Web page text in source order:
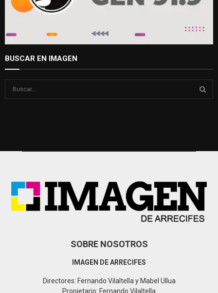
BUSCAR EN IMAGEN
SOBRE NOSOTROS
IMAGEN DE ARRECIFES
Directores: Fernando Vilaltella y Mabel Ullua
Propietario: Fernando Vilaltella